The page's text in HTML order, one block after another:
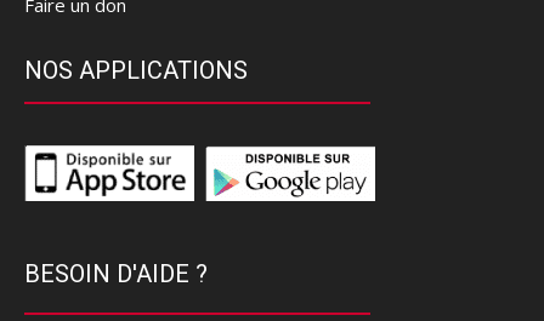
NOS APPLICATIONS
BESOIN D'AIDE ?